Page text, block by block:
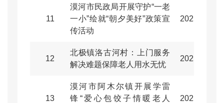
11
漠河市民政局开展守护“一老
一小”绘就“朝夕美好”政策宣
传活动
2025-05-27
12
北极镇洛古河村：上门服务
解决难题保障老人用水无忧
2025-04-16
13
漠河市阿木尔镇开展学雷
锋“爱心包饺子情暖老人
2025-03-06